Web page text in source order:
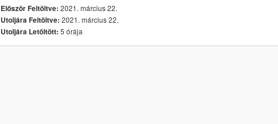
Először Feltöltve: 2021. március 22.
Utoljára Feltöltve: 2021. március 22.
Utoljára Letöltött: 5 órája